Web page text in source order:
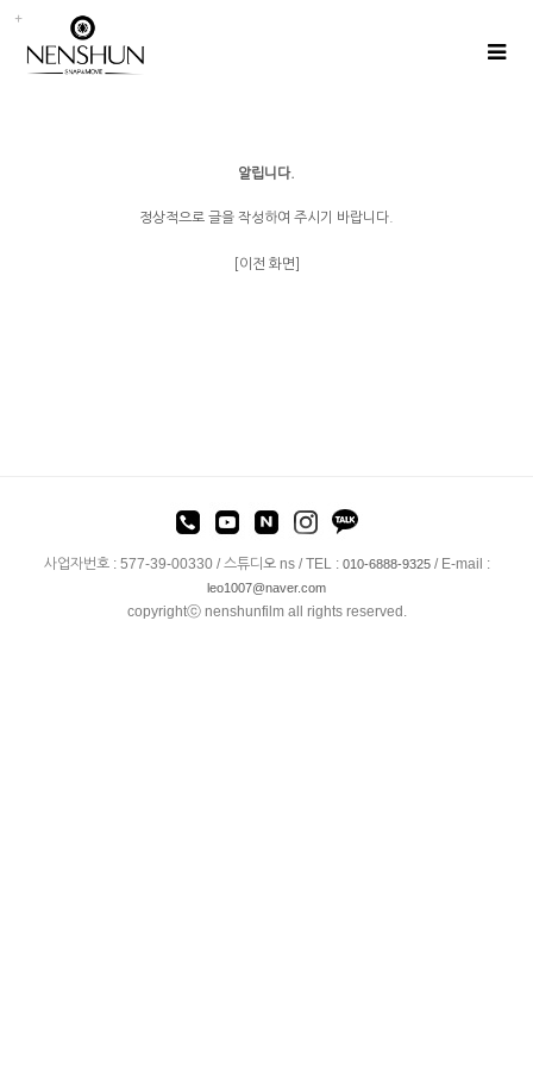
알립니다.
정상적으로 글을 작성하여 주시기 바랍니다.
[이전 화면]
사업자번호 : 577-39-00330 / 스튜디오 ns / TEL : 010-6888-9325/ E-mail :
leo1007@naver.com
copyrightⓒ nenshunfilm all rights reserved.